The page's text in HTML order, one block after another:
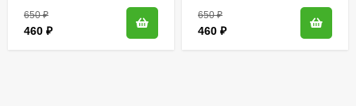
650₽
460 ₽
650₽
460 ₽